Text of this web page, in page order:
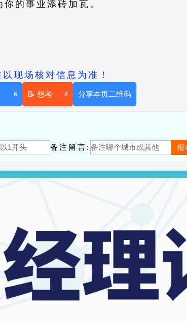
的事业添砖加瓦。
现场核对信息为准！
6 8
📝 想考 分享本页二维码
备注留言: